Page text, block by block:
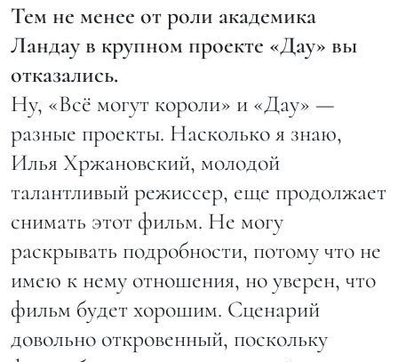
Тем не менее от роли академика
Ландау в крупном проекте «Дау» вы
отказались.
Ну, «Всё могут короли» и «Дау» —
разные проекты. Насколько я знаю,
Илья Хржановский, молодой
талантливый режиссер, еще продолжает
снимать этот фильм. Не могу
раскрывать подробности, потому что не
имею к нему отношения, но уверен, что
фильм будет хорошим. Сценарий
довольно откровенный, поскольку